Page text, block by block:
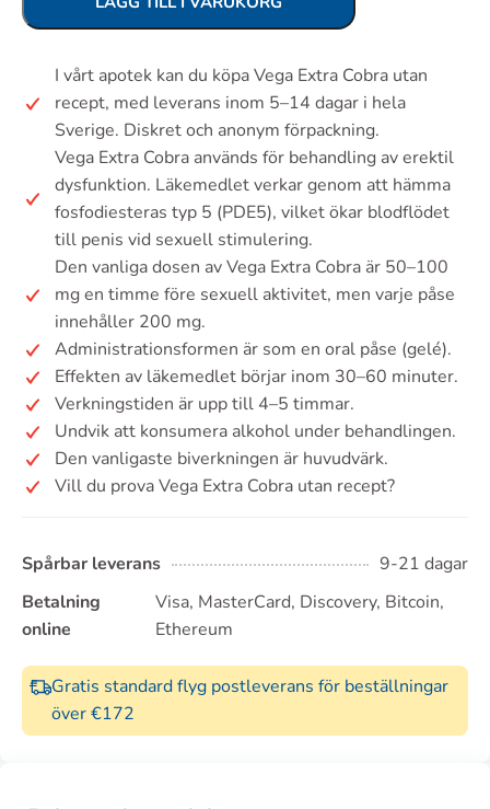
I vårt apotek kan du köpa Vega Extra Cobra utan
recept, med leverans inom 5–14 dagar i hela
Sverige. Diskret och anonym förpackning.
Vega Extra Cobra används för behandling av erektil
dysfunktion. Läkemedlet verkar genom att hämma
fosfodiesteras typ 5 (PDE5), vilket ökar blodflödet
till penis vid sexuell stimulering.
Den vanliga dosen av Vega Extra Cobra är 50–100
mg en timme före sexuell aktivitet, men varje påse
innehåller 200 mg.
Administrationsformen är som en oral påse (gelé).
Effekten av läkemedlet börjar inom 30–60 minuter.
Verkningstiden är upp till 4–5 timmar.
Undvik att konsumera alkohol under behandlingen.
Den vanligaste biverkningen är huvudvärk.
Vill du prova Vega Extra Cobra utan recept?
Spårbar leverans
9-21 dagar
Betalning
online
Visa, MasterCard, Discovery, Bitcoin,
Ethereum
Gratis standard flyg postleverans för beställningar
över €172